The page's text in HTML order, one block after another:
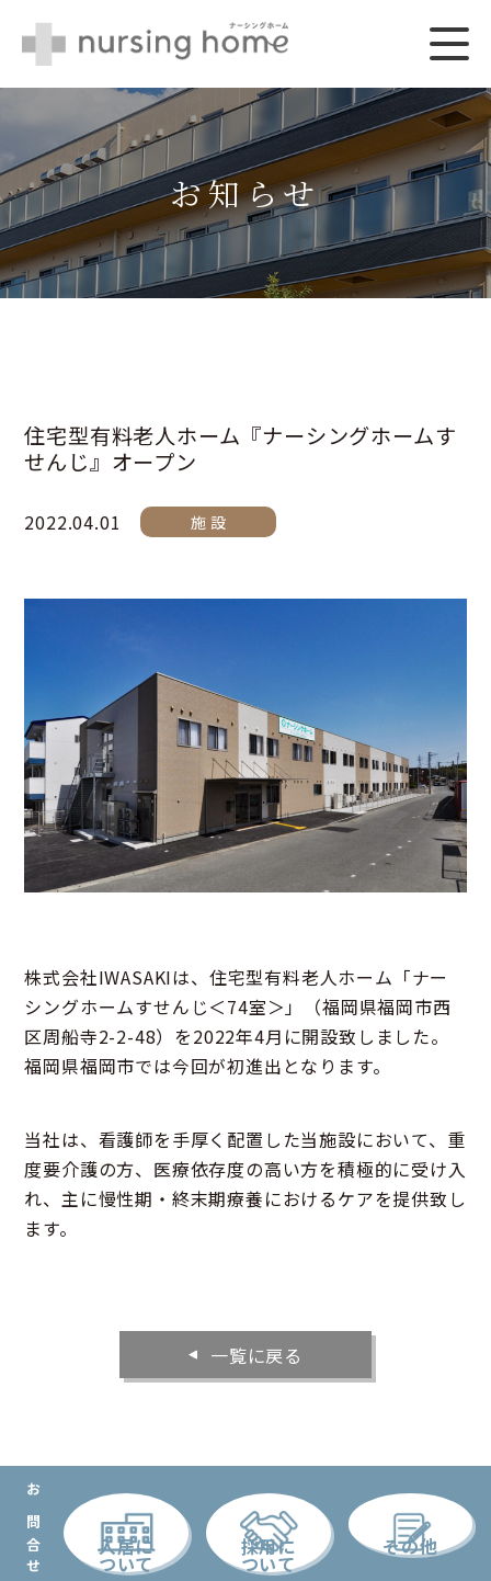
nursing home ナ
ーシングホーム
お知らせ
住宅型有料老人ホーム『ナーシングホームす
せんじ』オープン
2022.04.01 施 設
株式会社IWASAKIは、住宅型有料老人ホーム「ナー
シングホームすせんじ＜74室＞」（福岡県福岡市西
区周船寺2-2-48）を2022年4月に開設致しました。
福岡県福岡市では今回が初進出となります。
当社は、看護師を手厚く配置した当施設において、重
度要介護の方、医療依存度の高い方を積極的に受け入
れ、主に慢性期・終末期療養におけるケアを提供致し
ます。
一覧に戻る
お問合せ 入居に
ついて
採用に
ついて
その他